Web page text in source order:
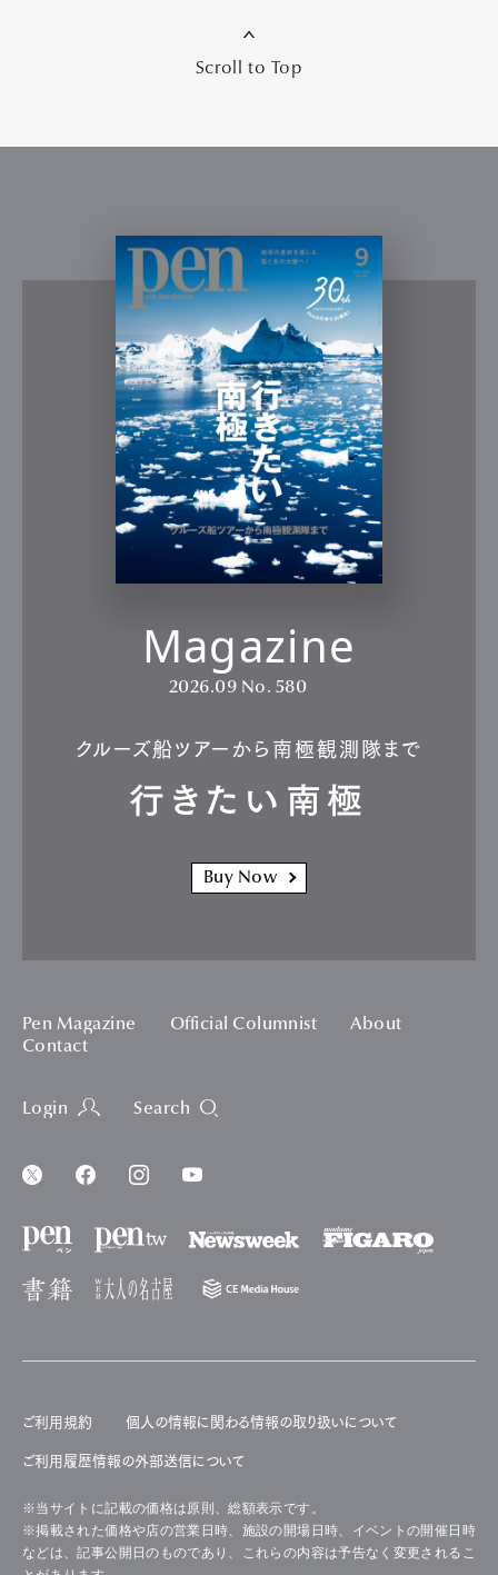
Scroll to Top
Magazine
2026.09 No. 580
クルーズ船ツアーから南極観測隊まで
行きたい南極
Buy Now
Pen Magazine Official Columnist
About
Contact
Login Search
ご利用規約 個人の情報に関わる情報の取り扱いについて
ご利用履歴情報の外部送信について
※当サイトに記載の価格は原則、総額表示です。
※掲載された価格や店の営業日時、施設の開場日時、イベントの開催日時
などは、記事公開日のものであり、これらの内容は予告なく変更されるこ